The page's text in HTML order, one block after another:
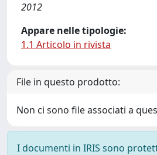
2012
Appare nelle tipologie:
1.1 Articolo in rivista
File in questo prodotto:
Non ci sono file associati a
I documenti in IRIS sono